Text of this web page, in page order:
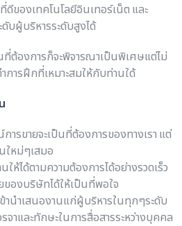
ดีของเทคโนโลยีอินเทอร์เน็ต และ
ดับผู้บริหารระดับสูงได้
ต้องการก็จะพิจารณาเป็นพิเศษแต่ไม่
ำการฝึกที่เหมาะสมให้กับท่านใด้
รขายจะเป็นที่ต้องการของทางเรา แต่
ใหม่ๆเสมอ
ห้ได้ตามความต้องการได้อย่างรวดเร็ว
ของบริษัทได้ให้เป็นที่พอใจ
านำเสนองานแก่ผู้บริหารในทุกๆระดับ
จาและทักษะในการสื่อสารระหว่างบุคคล